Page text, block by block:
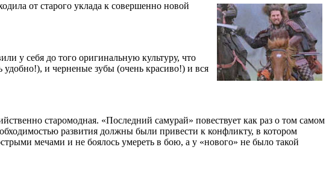
от старого уклада к совершенно новой
у себя до того оригинальную культуру, что
и черненые зубы (очень красиво!) и вся
старомодная. «Последний самурай» повествует как раз о том самом
развития должны были привести к конфликту, в котором
мечами и не боялось умереть в бою, а у «нового» не было такой